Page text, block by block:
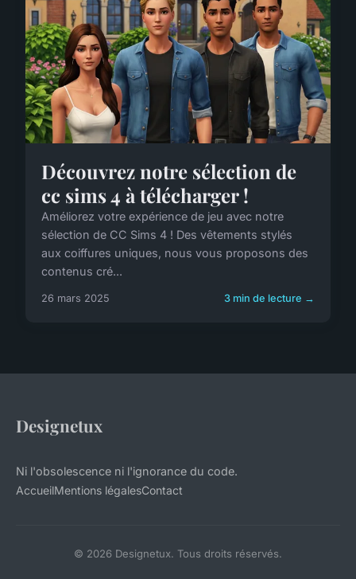
Découvrez notre sélection de
cc sims 4 à télécharger !
Améliorez votre expérience de jeu avec notre
sélection de CC Sims 4 ! Des vêtements stylés
aux coiffures uniques, nous vous proposons des
contenus cré...
26 mars 2025 3 min de lecture →
Designetux
Ni l'obsolescence ni l'ignorance du code.
AccueilMentions légalesContact
© 2026 Designetux. Tous droits réservés.